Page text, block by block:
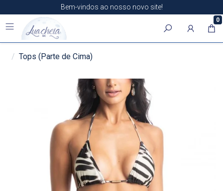
Bem-vindos ao nosso novo site!
0
Tops (Parte de Cima)